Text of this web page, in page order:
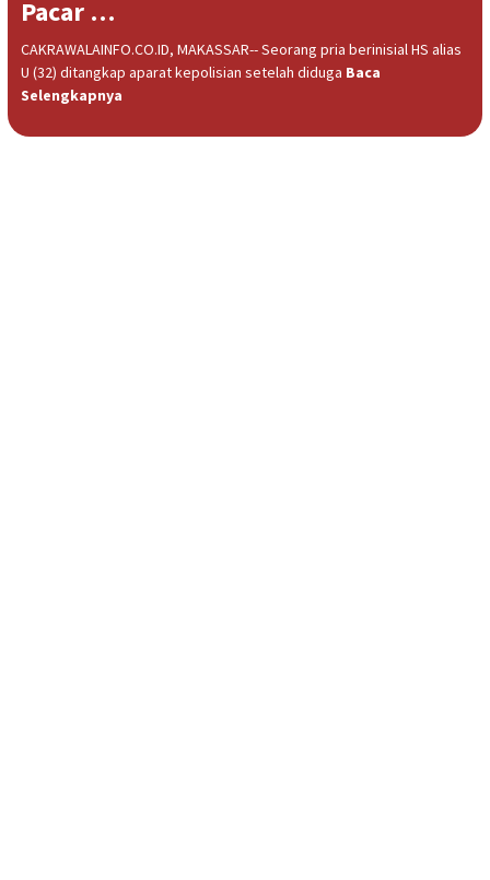
Pacar …
CAKRAWALAINFO.CO.ID, MAKASSAR-- Seorang pria berinisial HS alias
U (32) ditangkap aparat kepolisian setelah diduga Baca
Selengkapnya